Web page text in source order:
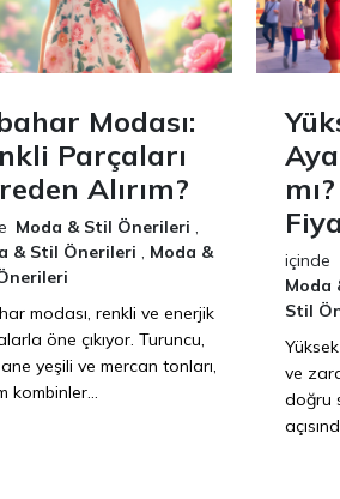
Modası:
Parçaları
Alırım?
Moda & Stil Önerileri ,
& Stil Önerileri , Moda &
modası, renkli ve enerjik
öne çıkıyor. Turuncu,
yeşili ve mercan tonları,
kombinler...
içinde
Moda
Stil
ve
doğru